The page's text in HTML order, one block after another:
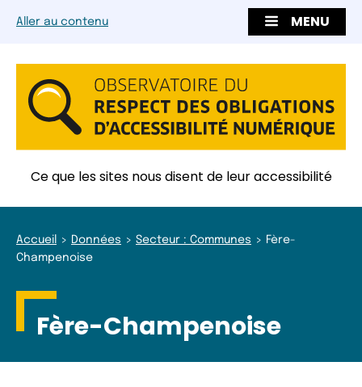
Aller au contenu MENU
Ce que les sites nous disent de leur accessibilité
Accueil Données Secteur : Communes
Fère-
Champenoise
Fère-Champenoise